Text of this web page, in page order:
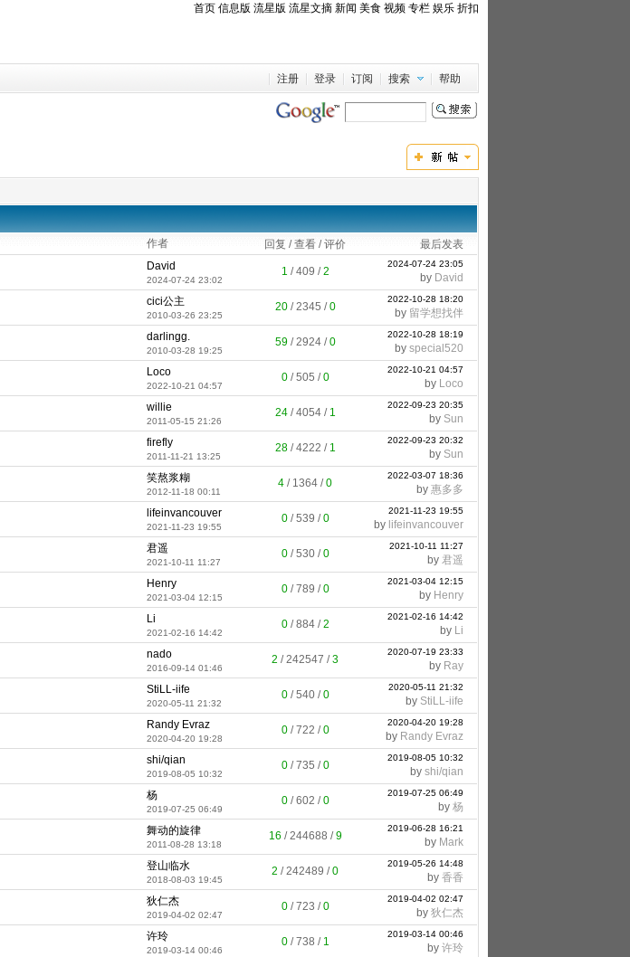
首页 信息版 流星版 流星文摘 新闻 美食 视频 专栏 娱乐 折扣
注册 登录 订阅 搜索 帮助
作者 回复 / 查看 / 评价 最后发表
David
2024-07-24 23:02
1 /409 /2
2024-07-24 23:05
by David
cici公主
2010-03-26 23:25
20/2345 /0
2022-10-28 18:20
by 留学想找伴
darlingg.
2010-03-28 19:25
59/2924/0
2022-10-28 18:19
by special520
Loco
2022-10-21 04:57
0/505 /0
2022-10-21 04:57
by Loco
willie
2011-05-15 21:26
24/4054/ 1
2022-09-23 20:35
by Sun
firefly
2011-11-21 13:25
28/4222 / 1
2022-09-23 20:32
by Sun
笑熬浆糊
2012-11-18 00:11
4 / 1364 /0
2022-03-07 18:36
by 惠多多
lifeinvancouver
2021-11-23 19:55
0/539 /0
2021-11-23 19:55
by lifeinvancouver
君遥
2021-10-11 11:27
0/530/0
2021-10-11 11:27
by 君遥
Henry
2021-03-04 12:15
0/789 /0
2021-03-04 12:15
by Henry
Li
2021-02-16 14:42
0/884/2
2021-02-16 14:42
by Li
nado
2016-09-14 01:46
2 /242547 /3
2020-07-19 23:33
by Ray
StiLL-iife
2020-05-11 21:32
0/540/0
2020-05-11 21:32
by StiLL-iife
Randy Evraz
2020-04-20 19:28
0/722 /0
2020-04-20 19:28
by Randy Evraz
shi/qian
2019-08-05 10:32
0/735 /0
2019-08-05 10:32
by shi/qian
杨
2019-07-25 06:49
0/602 /0
2019-07-25 06:49
by 杨
舞动的旋律
2011-08-28 13:18
16 /244688 /9
2019-06-28 16:21
by Mark
登山临水
2018-08-03 19:45
2 /242489 /0
2019-05-26 14:48
by 香香
狄仁杰
2019-04-02 02:47
0/723 /0
2019-04-02 02:47
by 狄仁杰
许玲
2019-03-14 00:46
0/738 / 1
2019-03-14 00:46
by 许玲